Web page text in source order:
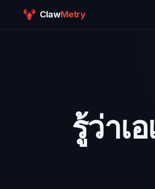
ClawMetry
รู้ว่าเ